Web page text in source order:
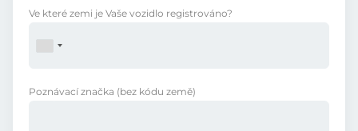
Ve které zemi je Vaše vozidlo registrováno?
Poznávací značka (bez kódu země)